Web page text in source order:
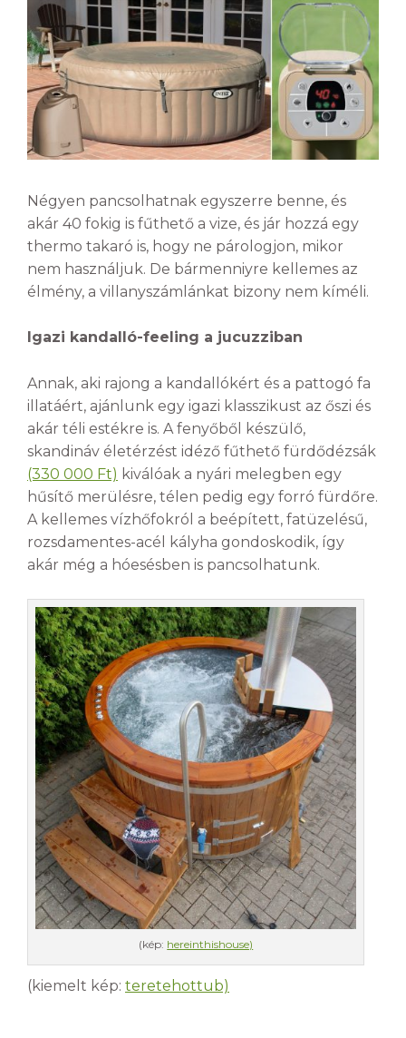
Négyen pancsolhatnak egyszerre benne, és
akár 40 fokig is fűthető a vize, és jár hozzá egy
thermo takaró is, hogy ne párologjon, mikor
nem használjuk. De bármenniyre kellemes az
élmény, a villanyszámlánkat bizony nem kíméli.
Igazi kandalló-feeling a jucuzziban
Annak, aki rajong a kandallókért és a pattogó fa
illatáért, ajánlunk egy igazi klasszikust az őszi és
akár téli estékre is. A fenyőből készülő,
skandináv életérzést idéző fűthető fürdődézsák
(330 000 Ft) kiválóak a nyári melegben egy
hűsítő merülésre, télen pedig egy forró fürdőre.
A kellemes vízhőfokról a beépített, fatüzelésű,
rozsdamentes-acél kályha gondoskodik, így
akár még a hóesésben is pancsolhatunk.
(kép: hereinthishouse)
(kiemelt kép: teretehottub)